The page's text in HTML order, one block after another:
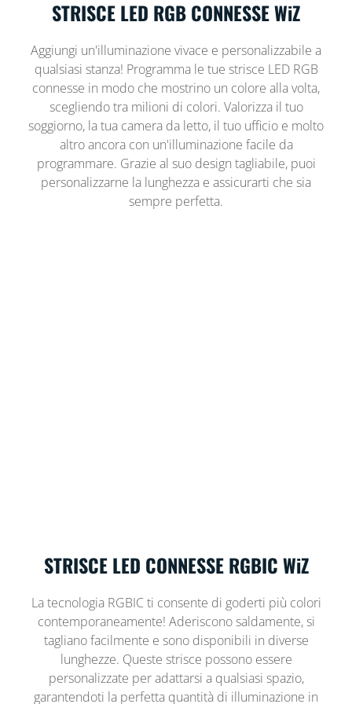
STRISCE LED RGB CONNESSE WiZ
Aggiungi un'illuminazione vivace e personalizzabile a
qualsiasi stanza! Programma le tue strisce LED RGB
connesse in modo che mostrino un colore alla volta,
scegliendo tra milioni di colori. Valorizza il tuo
soggiorno, la tua camera da letto, il tuo ufficio e molto
altro ancora con un'illuminazione facile da
programmare. Grazie al suo design tagliabile, puoi
personalizzarne la lunghezza e assicurarti che sia
sempre perfetta.
STRISCE LED CONNESSE RGBIC WiZ
La tecnologia RGBIC ti consente di goderti più colori
contemporaneamente! Aderiscono saldamente, si
tagliano facilmente e sono disponibili in diverse
lunghezze. Queste strisce possono essere
personalizzate per adattarsi a qualsiasi spazio,
garantendoti la perfetta quantità di illuminazione in